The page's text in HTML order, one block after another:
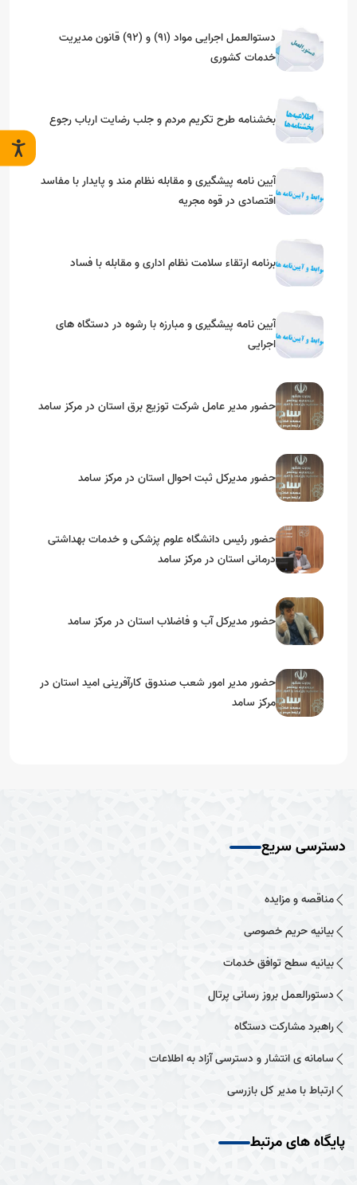
دستوالعمل اجرایی مواد (91) و (92) قانون مدیریت
خدمات کشوری
بخشنامه طرح تکریم مردم و جلب رضایت ارباب رجوع
آیین نامه پیشگیری و مقابله نظام مند و پایدار با مفاسد
اقتصادی در قوه مجریه
برنامه ارتقاء سلامت نظام اداری و مقابله با فساد
آیین نامه پیشگیری و مبارزه با رشوه در دستگاه های
اجرایی
حضور مدیر عامل شرکت توزیع برق استان در مرکز سامد
حضور مدیرکل ثبت احوال استان در مرکز سامد
حضور رئیس دانشگاه علوم پزشکی و خدمات بهداشتی
درمانی استان در مرکز سامد
حضور مدیرکل آب و فاضلاب استان در مرکز سامد
حضور مدیر امور شعب صندوق کارآفرینی امید استان در
مرکز سامد
دسترسی سریع
مناقصه و مزایده
بیانیه حریم خصوصی
بیانیه سطح توافق خدمات
دستورالعمل بروز رسانی پرتال
راهبرد مشارکت دستگاه
سامانه ی انتشار و دسترسی آزاد به اطلاعات
ارتباط با مدیر کل بازرسی
پایگاه های مرتبط